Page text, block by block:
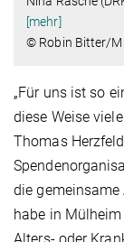
[mehr]
© Robin Bitter/
„Für uns ist so
diese Weise
Thomas
die gemeinsame
habe in